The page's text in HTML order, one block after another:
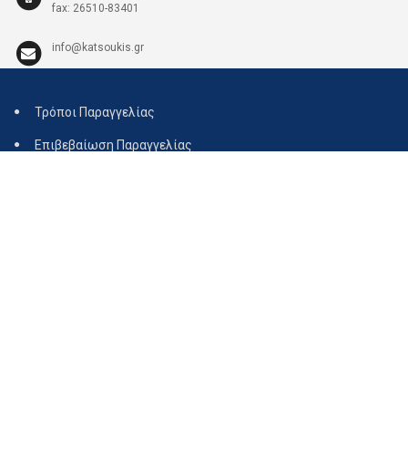
fax: 26510-83401
info@katsoukis.gr
Τρόποι Παραγγελίας
Επιβεβαίωση Παραγγελίας